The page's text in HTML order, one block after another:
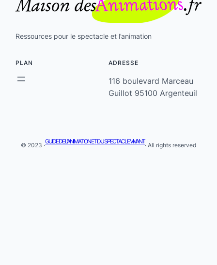
Ressources pour le spectacle et l’animation
PLAN ADRESSE
116 boulevard Marceau
Guillot 95100 Argenteuil
© 2023 ·
GUIDE DE L'ANIMATION ET DU SPECTACLE VIVANT
· All rights reserved